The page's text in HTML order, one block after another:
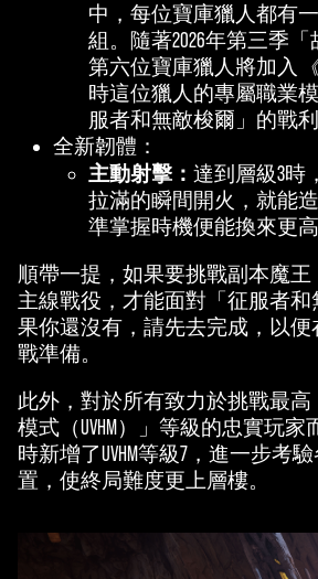
中，每位寶庫獵人都有
組。隨著2026年第三季「
第六位寶庫獵人將加入
時這位獵人的專屬職業
服者和無敵梭爾」的戰利
全新韌體：
主動射擊： 達到層級3時
拉滿的瞬間開火，就能
準掌握時機便能換來更高
順帶一提，如果要挑戰副本魔
主線戰役，才能面對「征服者和
果你還沒有，請先去完成，以便
戰準備。
此外，對於所有致力於挑戰最高
模式（UVHM）」等級的忠實玩家
時新增了UVHM等級7，進一步考
置，使終局難度更上層樓。